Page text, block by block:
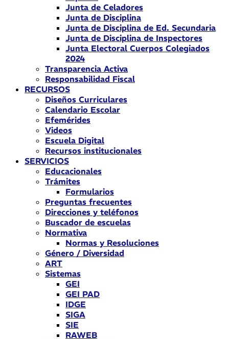
Junta de Celadores
Junta de Disciplina
Junta de Disciplina de Ed. Secundaria
Junta de Disciplina de Inspectores
Junta Electoral Cuerpos Colegiados
2024
Transparencia Activa
Responsabilidad Fiscal
RECURSOS
Diseños Curriculares
Calendario Escolar
Efemérides
Videos
Escuela Digital
Recursos institucionales
SERVICIOS
Educacionales
Trámites
Formularios
Preguntas frecuentes
Direcciones y teléfonos
Buscador de escuelas
Normativa
Normas y Resoluciones
Género / Diversidad
ART
Sistemas
GEI
GEI PAD
IDGE
SIGA
SIE
RAWEB